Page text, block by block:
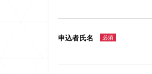
申込者氏名 必須